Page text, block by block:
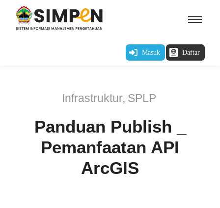
Masuk Daftar
Infrastruktur, SPLP
Panduan Publish _
Pemanfaatan API
ArcGIS